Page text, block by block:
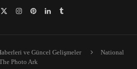
ve Güncel Gelişmeler
National
Photo Ark